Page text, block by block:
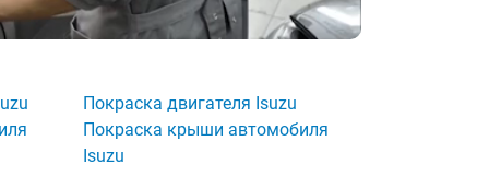
Покраска двигателя Isuzu
Покраска крыши автомобиля
Isuzu